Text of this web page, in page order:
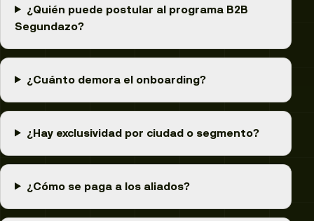
¿Quién puede postular al programa B2B
Segundazo?
¿Cuánto demora el onboarding?
¿Hay exclusividad por ciudad o segmento?
¿Cómo se paga a los aliados?